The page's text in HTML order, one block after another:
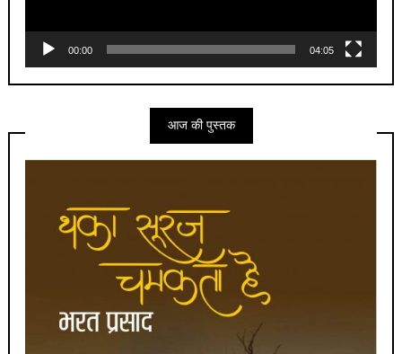
00:00 04:05
आज की पुस्तक